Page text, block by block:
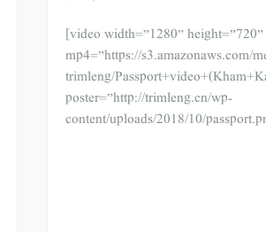
[video width=”1280” height=”720”
mp4=”https://s3.amazonaws.com/
trimleng/
poster=”http://trimleng.cn/wp-
content/uploads/2018/10/